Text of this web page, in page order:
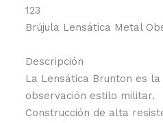
123
Brújula Lensática Metal
Descripción
La Lensática Brunton es
observación estilo militar.
Construcción de alta